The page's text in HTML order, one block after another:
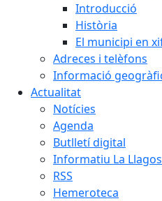
Introducció
Història
El municipi en
Adreces i telèfons
Informació
Actualitat
Notícies
Agenda
Butlletí digital
Informatiu La
RSS
Hemeroteca